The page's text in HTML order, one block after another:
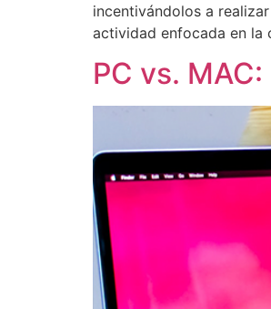
incentivándolos a
actividad enfocada en la
PC vs.